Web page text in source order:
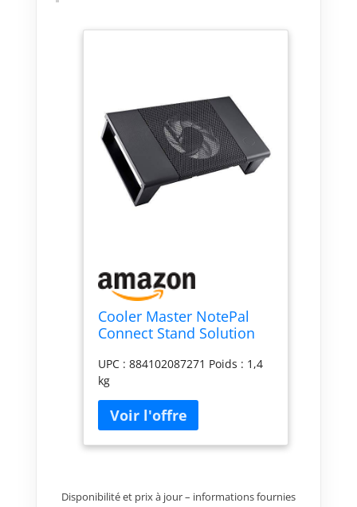
Cooler Master NotePal
Connect Stand Solution
appareils réseau, Maille
métallique, Ventilateur
SickleFlow 120 Reverse
Edition et connectivité
USB
UPC : 884102087271 Poids : 1,4
kg
Disponibilité et prix à jour – informations fournies